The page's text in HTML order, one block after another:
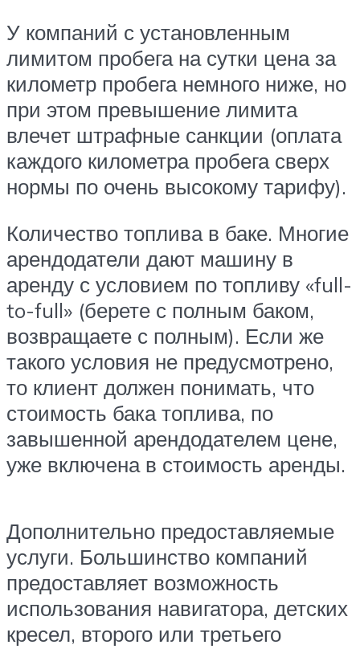
У компаний с установленным
лимитом пробега на сутки цена за
километр пробега немного ниже, но
при этом превышение лимита
влечет штрафные санкции (оплата
каждого километра пробега сверх
нормы по очень высокому тарифу).
Количество топлива в баке. Многие
арендодатели дают машину в
аренду с условием по топливу «full-
to-full» (берете с полным баком,
возвращаете с полным). Если же
такого условия не предусмотрено,
то клиент должен понимать, что
стоимость бака топлива, по
завышенной арендодателем цене,
уже включена в стоимость аренды.
Дополнительно предоставляемые
услуги. Большинство компаний
предоставляет возможность
использования навигатора, детских
кресел, второго или третьего